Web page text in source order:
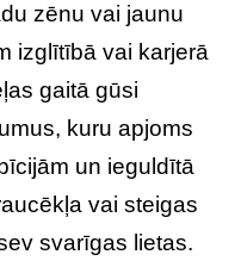
zēnu vai jaunu
izglītībā vai karjerā
gaitā gūsi
kuru apjoms
un ieguldītā
vai steigas
svarīgas lietas.